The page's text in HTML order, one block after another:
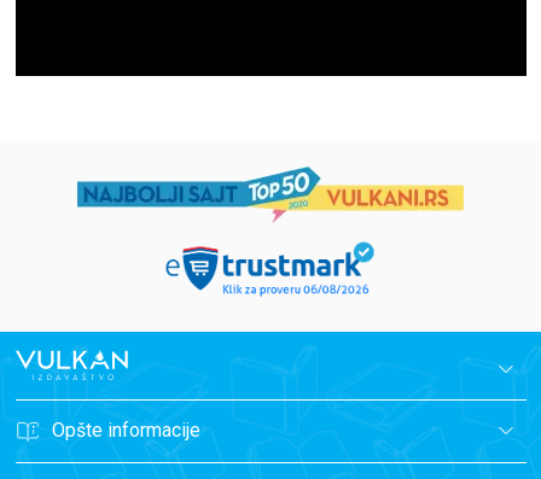
Opšte informacije